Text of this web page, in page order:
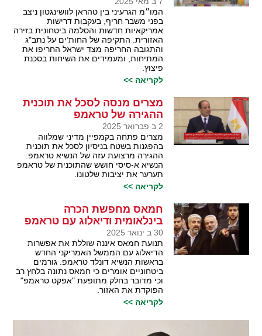
המו״מ הגרעיני בין טהראן לוושינגטון ניצב
בפני משבר חריף, בעקבות דרישות
אמריקאיות חדשות והסלמה ביטחונית בזירה
האזורית. התקיפה של החות’ים על נתב"ג
והתגובה החריפה מצד ישראל החריפו את
המתיחות, ומעמידים את השיחות בסכנת
פיצוץ.
לקריאה >>
מצרים מנסה לסכל את תוכנית
ההגירה של טראמפ
2 ב פברואר 2025
מצרים פתחה בקמפיין מדיני שמלווה
בהפגנות בשטח בניסיון לסכל את תוכנית
ההגירה מרצועת עזה של הנשיא טראמפ.
הנשיא א-סיסי חושש שהתוכנית של טראמפ
תערער את יציבות שלטונו.
לקריאה >>
חמאס מחפשת הכרה
בינלאומית ודיאלוג עם טראמפ
30 ב ינואר 2025
תנועת חמאס איננה שוללת את אפשרות
הדיאלוג עם הממשל האמריקני החדש
בראשות הנשיא דונלד טראמפ. גורמים
ביטחוניים אומרים כי חמאס נתונה בלחץ רב
וכי מדובר בחלק מתופעת "אפקט טראמפ"
הפוקדת את האזור.
לקריאה >>